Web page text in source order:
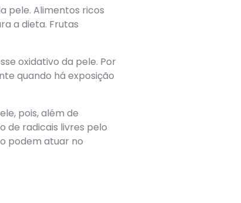
pele. Alimentos ricos
a dieta. Frutas
oxidativo da pele. Por
quando há exposição
pois, além de
de radicais livres pelo
podem atuar no